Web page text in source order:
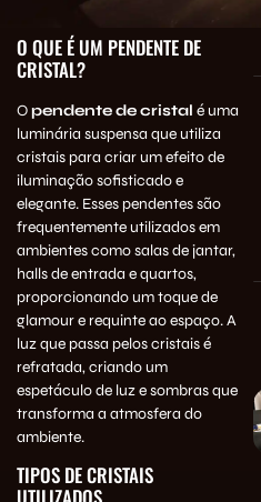
O QUE É UM PENDENTE DE
CRISTAL?
Opendente de cristal é uma
luminária suspensa que utiliza
cristais para criar um efeito de
iluminação sofisticado e
elegante. Esses pendentes são
frequentemente utilizados em
ambientes como salas de jantar,
halls de entrada e quartos,
proporcionando um toque de
glamour e requinte ao espaço. A
luz que passa pelos cristais é
refratada, criando um
espetáculo de luz e sombras que
transforma a atmosfera do
ambiente.
TIPOS DE CRISTAIS